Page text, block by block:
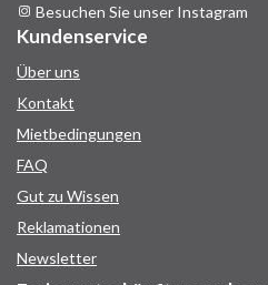
Besuchen Sie unser Instagram
Kundenservice
Über uns
Kontakt
Mietbedingungen
FAQ
Gut zu Wissen
Reklamationen
Newsletter